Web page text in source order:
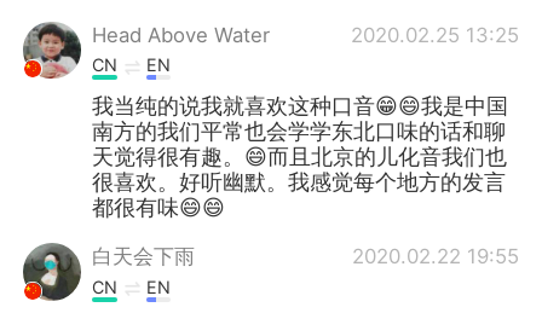
Head Above Water 2020.02.25 13:25
CN EN
我当纯的说我就喜欢这种口音😁😄我是中国
南方的我们平常也会学学东北口味的话和聊
天觉得很有趣。😄而且北京的儿化音我们也
很喜欢。好听幽默。我感觉每个地方的发言
都很有味😄😄
白天会下雨 2020.02.22 19:55
CN EN